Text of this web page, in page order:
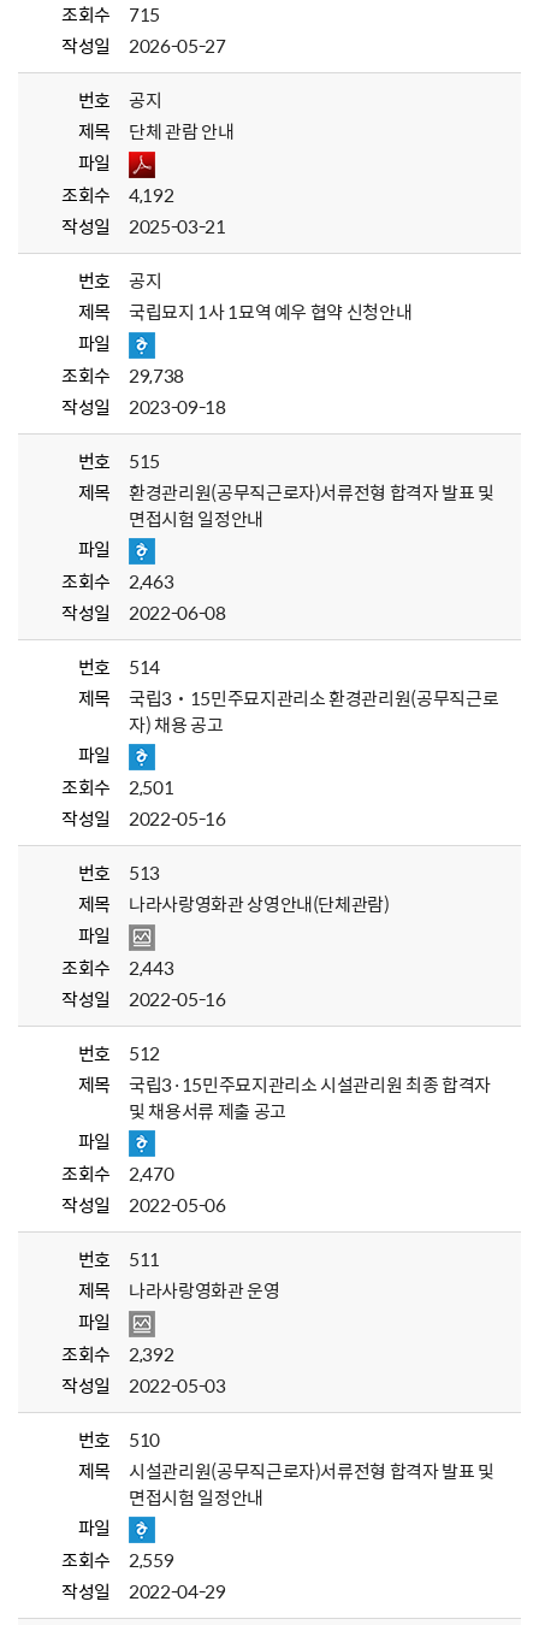
조회수
715
작성일
2026-05-27
번호
공지
제목
단체 관람 안내
파일
조회수
4,192
작성일
2025-03-21
번호
공지
제목
국립묘지 1사 1묘역 예우 협약 신청안내
파일
조회수
29,738
작성일
2023-09-18
번호
515
제목
환경관리원(공무직근로자)서류전형 합격자 발표 및
면접시험 일정안내
파일
조회수
2,463
작성일
2022-06-08
번호
514
제목
국립3˙15민주묘지관리소 환경관리원(공무직근로
자) 채용 공고
파일
조회수
2,501
작성일
2022-05-16
번호
513
제목
나라사랑영화관 상영안내(단체관람)
파일
조회수
2,443
작성일
2022-05-16
번호
512
제목
국립3·15민주묘지관리소 시설관리원 최종 합격자
및 채용서류 제출 공고
파일
조회수
2,470
작성일
2022-05-06
번호
511
제목
나라사랑영화관 운영
파일
조회수
2,392
작성일
2022-05-03
번호
510
제목
시설관리원(공무직근로자)서류전형 합격자 발표 및
면접시험 일정안내
파일
조회수
2,559
작성일
2022-04-29